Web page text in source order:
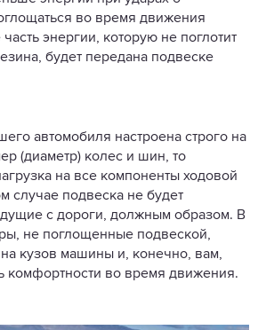
во время движения
энергии, которую не поглотит
будет передана подвеске
автомобиля настроена строго на
(диаметр) колес и шин, то
на все компоненты ходовой
случае подвеска не будет
с дороги, должным образом. В
не поглощенные подвеской,
на кузов машины и, конечно, вам,
комфортности во время движения.